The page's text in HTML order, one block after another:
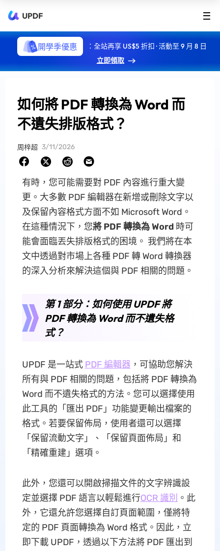
UPDF
開學季優惠
：全站再享 US$5 折扣 · 活動至 9 月 8 日
立即領取
如何將 PDF 轉換為 Word 而
不遺失排版格式？
周梓超 3/11/2026
有時，您可能需要對 PDF 內容進行重大變
更。大多數 PDF 編輯器在新增或刪除文字以
及保留內容格式方面不如 Microsoft Word。
在這種情況下，您將 PDF 轉換為 Word 時可
能會面臨丟失排版格式的困境。 我們將在本
文中透過對市場上各種 PDF 轉 Word 轉換器
的深入分析來解決這個與 PDF 相關的問題。
第 1 部分：如何使用 UPDF 將
PDF 轉換為 Word 而不遺失格
式？
UPDF 是一站式 PDF 編輯器 ，可協助您解決
所有與 PDF 相關的問題，包括將 PDF 轉換為
Word 而不遺失格式的方法。您可以選擇使用
此工具的「匯出 PDF」功能變更輸出檔案的
格式。若要保留佈局，使用者還可以選擇
「保留流動文字」、「保留頁面佈局」和
「精確重建」選項。
此外，您還可以開啟掃描文件的文字辨識設
定並選擇 PDF 語言以輕鬆進行OCR 識別 。此
外，它還允許您選擇自訂頁面範圍，僅將特
定的 PDF 頁面轉換為 Word 格式。因此，立
即下載 UPDF，透過以下方法將 PDF 匯出到